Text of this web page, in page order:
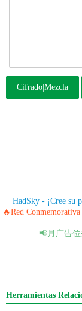
Cifrado|Mezcla
HadSky - ¡Cree su
🔥Red
📢月广告
Herramientas